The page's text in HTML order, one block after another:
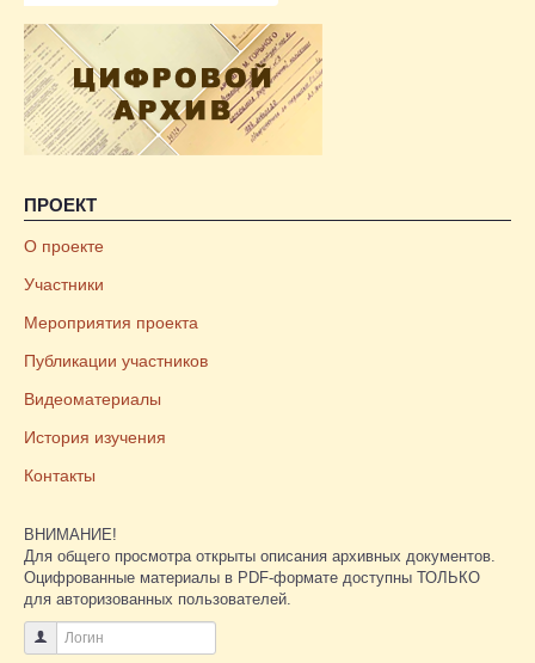
ПРОЕКТ
О проекте
Участники
Мероприятия проекта
Публикации участников
Видеоматериалы
История изучения
Контакты
ВНИМАНИЕ!
Для общего просмотра открыты описания архивных документов.
Оцифрованные материалы в PDF-формате доступны ТОЛЬКО
для авторизованных пользователей.